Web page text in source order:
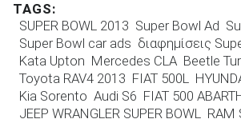
TAGS:
SUPER BOWL 2013 Super Bowl Ad
Super Bowl car ads διαφημίσεις
Kata Upton Mercedes CLA Beetle
Toyota RAV4 2013 FIAT 500L
Kia Sorento Audi S6 FIAT 500
JEEP WRANGLER SUPER BOWL RAM